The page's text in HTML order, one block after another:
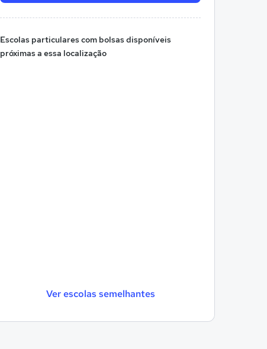
Escolas particulares com bolsas disponíveis
próximas a essa localização
Ver escolas semelhantes